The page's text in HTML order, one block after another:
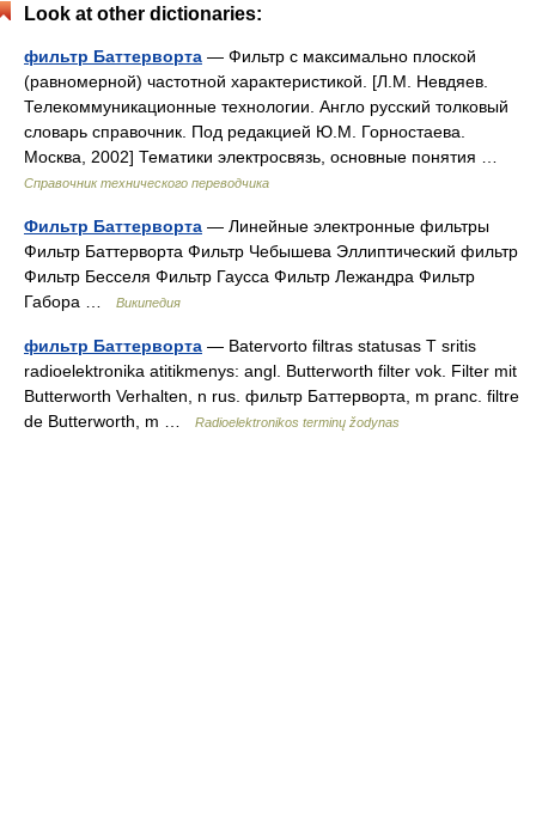
Look at other dictionaries:
фильтр Баттерворта — Фильтр с максимально плоской
(равномерной) частотной характеристикой. [Л.М. Невдяев.
Телекоммуникационные технологии. Англо русский толковый
словарь справочник. Под редакцией Ю.М. Горностаева.
Москва, 2002] Тематики электросвязь, основные понятия …
Справочник технического переводчика
Фильтр Баттерворта — Линейные электронные фильтры
Фильтр Баттерворта Фильтр Чебышева Эллиптический фильтр
Фильтр Бесселя Фильтр Гаусса Фильтр Лежандра Фильтр
Габора …
Википедия
фильтр Баттерворта — Batervorto filtras statusas T sritis
radioelektronika atitikmenys: angl. Butterworth filter vok. Filter mit
Butterworth Verhalten, n rus. фильтр Баттерворта, m pranc. filtre
de Butterworth, m …
Radioelektronikos terminų žodynas